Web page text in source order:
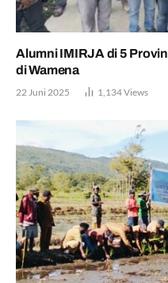
Alumni IMIRJA di 5
di Wamena
22 Juni 2025 1,134Views